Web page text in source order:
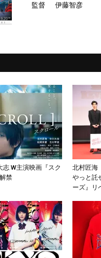
監督
伊藤智彦
W主演映画『スク
禁
北村匠海
やっと託
ーズ』リ